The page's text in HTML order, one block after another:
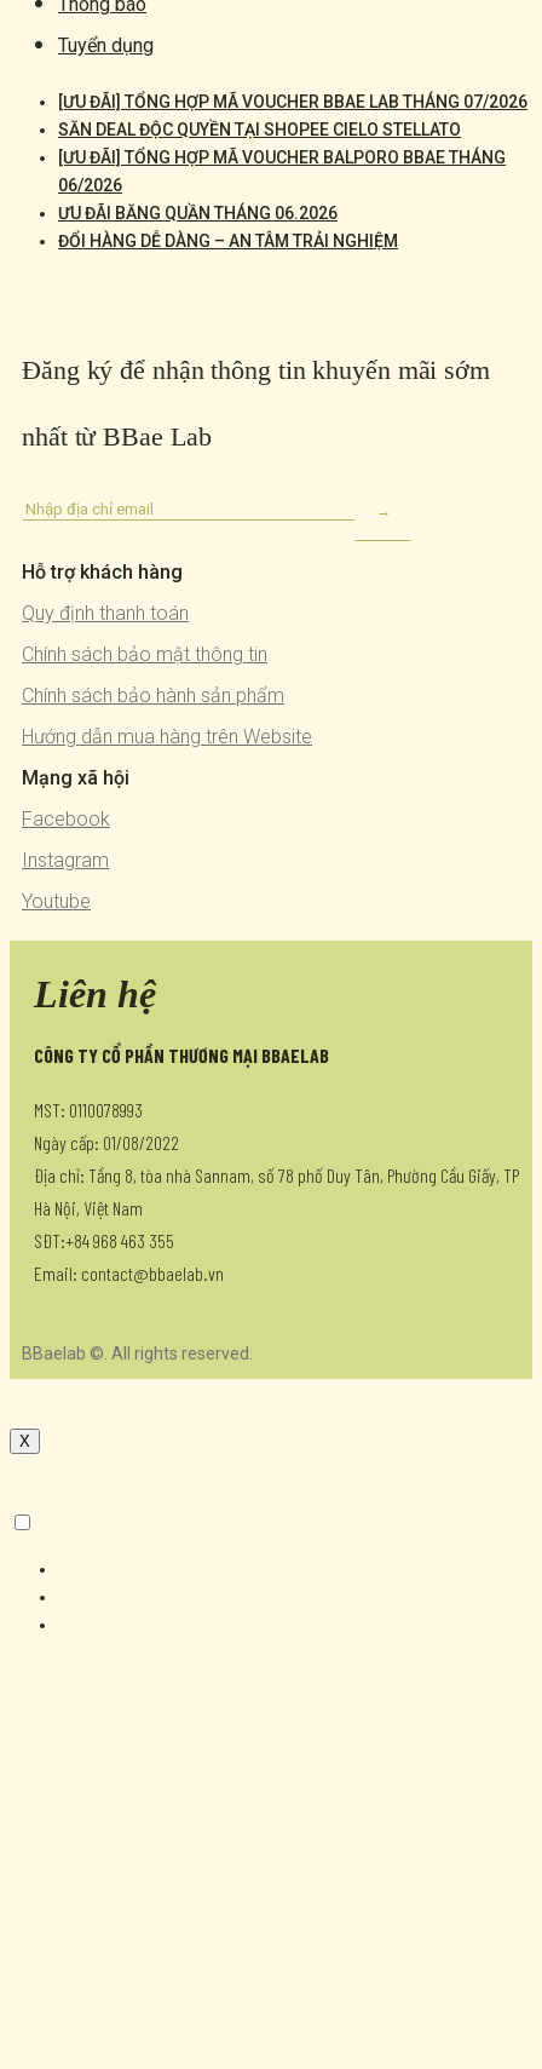
Thông báo
Tuyển dụng
[ƯU ĐÃI] TỔNG HỢP MÃ VOUCHER BBAE LAB THÁNG 07/2026
SĂN DEAL ĐỘC QUYỀN TẠI SHOPEE CIELO STELLATO
[ƯU ĐÃI] TỔNG HỢP MÃ VOUCHER BALPORO BBAE THÁNG
06/2026
ƯU ĐÃI BĂNG QUẦN THÁNG 06.2026
ĐỔI HÀNG DỄ DÀNG – AN TÂM TRẢI NGHIỆM
Đăng ký để nhận thông tin khuyến mãi sớm
nhất từ BBae Lab
Hỗ trợ khách hàng
Quy định thanh toán
Chính sách bảo mật thông tin
Chính sách bảo hành sản phẩm
Hướng dẫn mua hàng trên Website
Mạng xã hội
Facebook
Instagram
Youtube
Liên hệ
CÔNG TY CỔ PHẦN THƯƠNG MẠI BBAELAB
MST: 0110078993
Ngày cấp: 01/08/2022
Địa chỉ: Tầng 8, tòa nhà Sannam, số 78 phố Duy Tân, Phường Cầu Giấy, TP
Hà Nội, Việt Nam
SĐT:+84 968 463 355
Email: contact@bbaelab.vn
BBaelab ©. All rights reserved.
X